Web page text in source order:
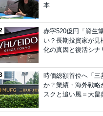
本
赤字520億円「資生
い？長期投資家が
化の真因と復活シナ
時価総額首位へ「三
か？業績・海外戦略
スクと追い風＝大畠